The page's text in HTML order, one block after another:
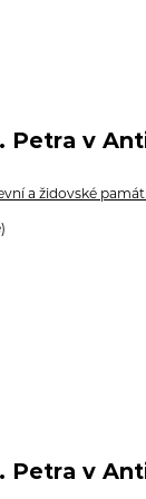
Petra v
a židovské
Petra v